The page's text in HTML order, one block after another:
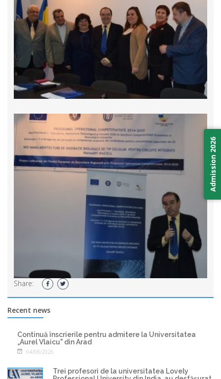
Share:
Recent news
Continuă înscrierile pentru admitere la Universitatea
„Aurel Vlaicu" din Arad
04/08/2026
Trei profesori de la universitatea Lovely
Admission 2026